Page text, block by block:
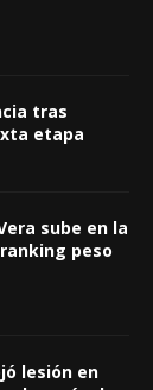
tras
etapa
sube en la
ranking peso
lesión en